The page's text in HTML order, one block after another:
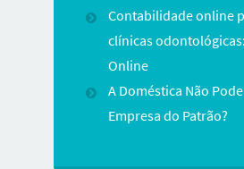
Contabilidade online
clínicas
Online
A Doméstica Não
Empresa do Patrão?